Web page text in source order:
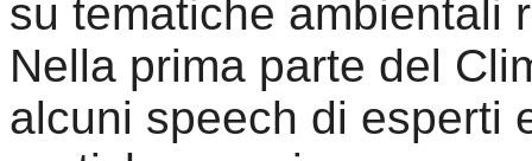
su tematiche ambientali
Nella prima parte del
alcuni speech di esperti